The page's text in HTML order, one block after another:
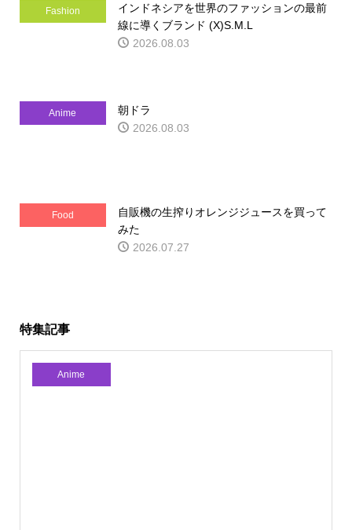
Fashion
インドネシアを世界のファッションの最前
線に導くブランド (X)S.M.L
2026.08.03
Anime
朝ドラ
2026.08.03
Food
自販機の生搾りオレンジジュースを買って
みた
2026.07.27
特集記事
Anime